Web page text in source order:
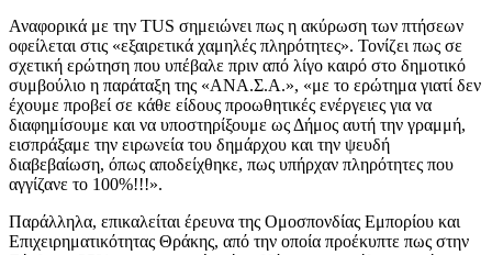
Αναφορικά με την TUS σημειώνει πως η ακύρωση των πτήσεων
οφείλεται στις «εξαιρετικά χαμηλές πληρότητες». Τονίζει πως σε
σχετική ερώτηση που υπέβαλε πριν από λίγο καιρό στο δημοτικό
συμβούλιο η παράταξη της «ΑΝΑ.Σ.Α.», «με το ερώτημα γιατί δεν
έχουμε προβεί σε κάθε είδους προωθητικές ενέργειες για να
διαφημίσουμε και να υποστηρίξουμε ως Δήμος αυτή την γραμμή,
εισπράξαμε την ειρωνεία του δημάρχου και την ψευδή
διαβεβαίωση, όπως αποδείχθηκε, πως υπήρχαν πληρότητες που
αγγίζανε το 100%!!!».
Παράλληλα, επικαλείται έρευνα της Ομοσπονδίας Εμπορίου και
Επιχειρηματικότητας Θράκης, από την οποία προέκυπτε πως στην